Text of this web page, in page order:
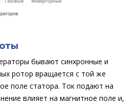
бывают синхронные и
ротор вращается с той же
поле статора. Ток подают на
влияет на магнитное поле и,